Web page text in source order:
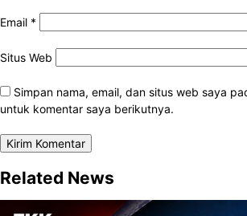
Email *
Situs Web
Simpan nama, email, dan situs web saya
untuk komentar saya berikutnya.
Related News